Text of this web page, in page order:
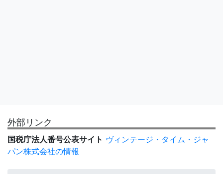
外部リンク
国税庁法人番号公表サイト ヴィンテージ・タイム・ジャ
パン株式会社の情報